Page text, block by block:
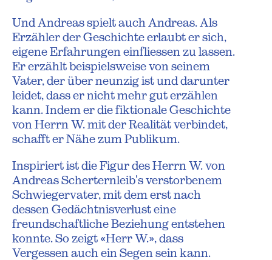
Und Andreas spielt auch Andreas. Als
Erzähler der Geschichte erlaubt er sich,
eigene Erfahrungen einfliessen zu lassen.
Er erzählt beispielsweise von seinem
Vater, der über neunzig ist und darunter
leidet, dass er nicht mehr gut erzählen
kann. Indem er die fiktionale Geschichte
von Herrn W. mit der Realität verbindet,
schafft er Nähe zum Publikum.
Inspiriert ist die Figur des Herrn W. von
Andreas Scherternleib's verstorbenem
Schwiegervater, mit dem erst nach
dessen Gedächtnisverlust eine
freundschaftliche Beziehung entstehen
konnte. So zeigt «Herr W.», dass
Vergessen auch ein Segen sein kann.